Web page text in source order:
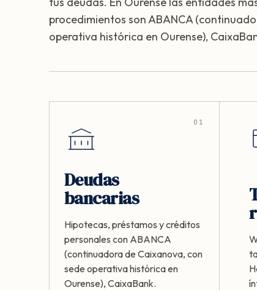
procedimientos son ABANCA
operativa histórica en Ourense),
01
Deudas
bancarias
Hipotecas, préstamos y créditos
personales con ABANCA
(continuadora de Caixanova, con
sede operativa histórica en
Ourense), CaixaBank.